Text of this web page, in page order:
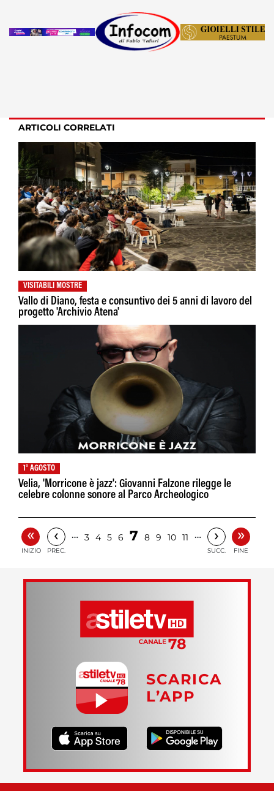
ARTICOLI CORRELATI
VISITABILI MOSTRE
Vallo di Diano, festa e consuntivo dei 5 anni di lavoro del
progetto 'Archivio Atena'
1° AGOSTO
Velia, 'Morricone è jazz': Giovanni Falzone rilegge le
celebre colonne sonore al Parco Archeologico
«
INIZIO
‹
PREC.
… 3 4 5 6 7 8 9 10 11 … ›
SUCC.
»
FINE
SCARICA
L’APP